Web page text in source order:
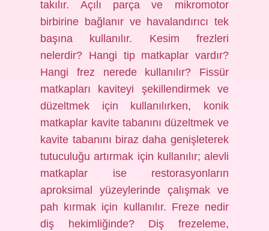
takılır. Açılı parça ve mikromotor
birbirine bağlanır ve havalandırıcı tek
başına kullanılır. Kesim frezleri
nelerdir? Hangi tip matkaplar vardır?
Hangi frez nerede kullanılır? Fissür
matkapları kaviteyi şekillendirmek ve
düzeltmek için kullanılırken, konik
matkaplar kavite tabanını düzeltmek ve
kavite tabanını biraz daha genişleterek
tutuculuğu artırmak için kullanılır; alevli
matkaplar ise restorasyonların
aproksimal yüzeylerinde çalışmak ve
pah kırmak için kullanılır. Freze nedir
diş hekimliğinde? Diş frezeleme,